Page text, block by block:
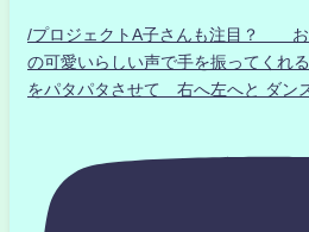
/プロジェクトA子さんも注目？
の可愛いらしい声で手を振ってくれ
をパタパタさせて 右へ左へと ダン